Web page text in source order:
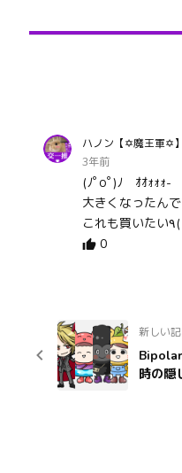
ハノン【✡魔王軍✡】
3年前
(ﾉﾟοﾟ)ﾉ ｵｵｫｫｫ-
大きくなったん
0
新しい
時の隠